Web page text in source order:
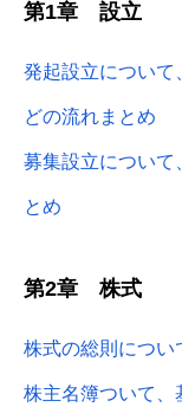
第1章 設立
発起設立について
どの流れまとめ
募集設立について
とめ
第2章 株式
株式の総則につい
株主名簿ついて、